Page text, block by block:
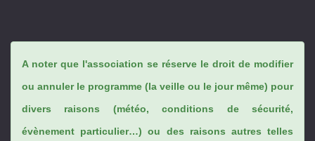
A noter que l'association se réserve le droit de modifier
ou annuler le programme (la veille ou le jour même) pour
divers raisons (météo, conditions de sécurité,
évènement particulier…) ou des raisons autres telles